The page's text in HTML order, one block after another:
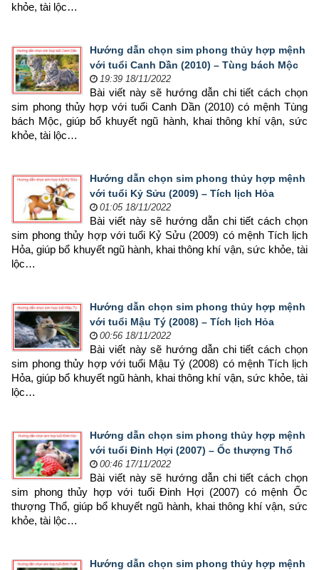
khỏe, tài lộc…
Hướng dẫn chọn sim phong thủy hợp mệnh
với tuổi Canh Dần (2010) – Tùng bách Mộc
19:39 18/11/2022
Bài viết này sẽ hướng dẫn chi tiết cách chọn
sim phong thủy hợp với tuổi Canh Dần (2010) có mệnh Tùng
bách Mộc, giúp bổ khuyết ngũ hành, khai thông khí vận, sức
khỏe, tài lộc…
Hướng dẫn chọn sim phong thủy hợp mệnh
với tuổi Kỷ Sửu (2009) – Tích lịch Hỏa
01:05 18/11/2022
Bài viết này sẽ hướng dẫn chi tiết cách chọn
sim phong thủy hợp với tuổi Kỷ Sửu (2009) có mệnh Tích lịch
Hỏa, giúp bổ khuyết ngũ hành, khai thông khí vận, sức khỏe, tài
lộc…
Hướng dẫn chọn sim phong thủy hợp mệnh
với tuổi Mậu Tý (2008) – Tích lịch Hỏa
00:56 18/11/2022
Bài viết này sẽ hướng dẫn chi tiết cách chọn
sim phong thủy hợp với tuổi Mậu Tý (2008) có mệnh Tích lịch
Hỏa, giúp bổ khuyết ngũ hành, khai thông khí vận, sức khỏe, tài
lộc…
Hướng dẫn chọn sim phong thủy hợp mệnh
với tuổi Đinh Hợi (2007) – Ốc thượng Thổ
00:46 17/11/2022
Bài viết này sẽ hướng dẫn chi tiết cách chọn
sim phong thủy hợp với tuổi Đinh Hợi (2007) có mệnh Ốc
thượng Thổ, giúp bổ khuyết ngũ hành, khai thông khí vận, sức
khỏe, tài lộc…
Hướng dẫn chọn sim phong thủy hợp mệnh